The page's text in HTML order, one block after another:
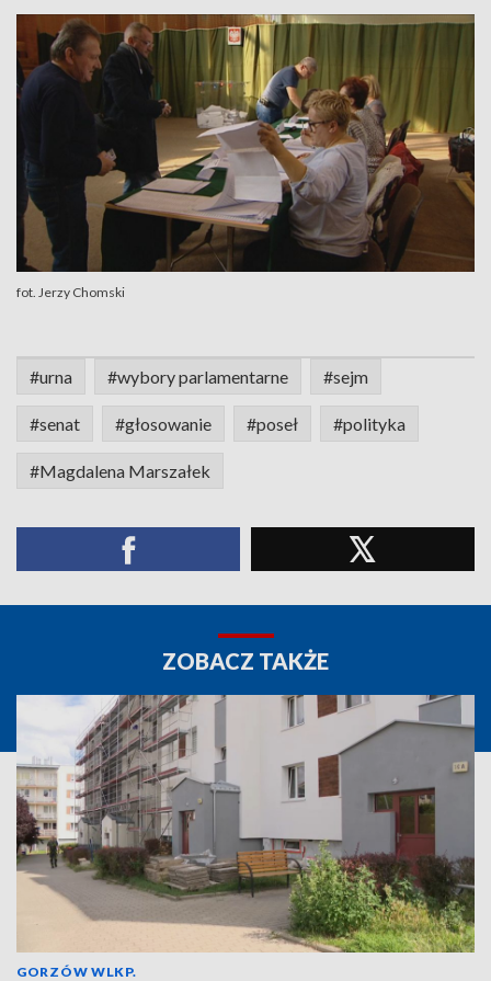
fot. Jerzy Chomski
#urna #wybory parlamentarne #sejm
#senat #głosowanie #poseł #polityka
#Magdalena Marszałek
ZOBACZ TAKŻE
GORZÓW WLKP.